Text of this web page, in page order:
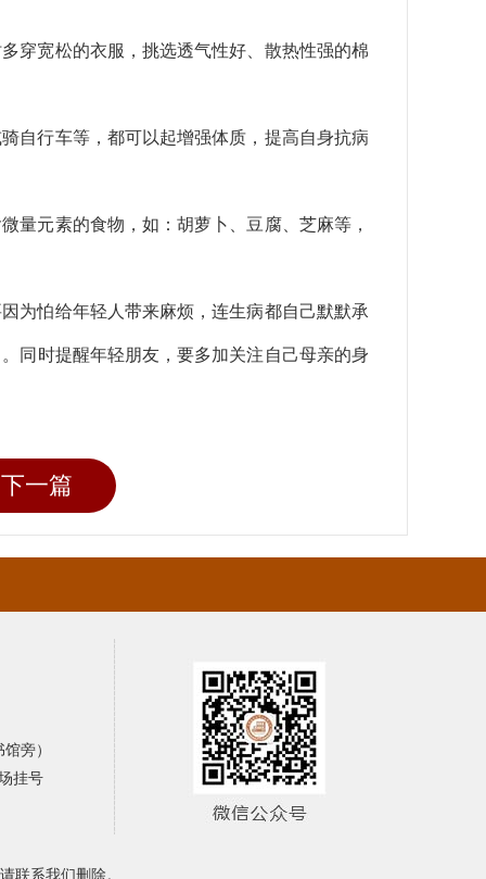
穿宽松的衣服，挑选透气性好、散热性强的棉
自行车等，都可以起增强体质，提高自身抗病
量元素的食物，如：胡萝卜、豆腐、芝麻等，
为怕给年轻人带来麻烦，连生病都自己默默承
同时提醒年轻朋友，要多加关注自己母亲的身
下一篇
旁）
挂号
联系我们删除。